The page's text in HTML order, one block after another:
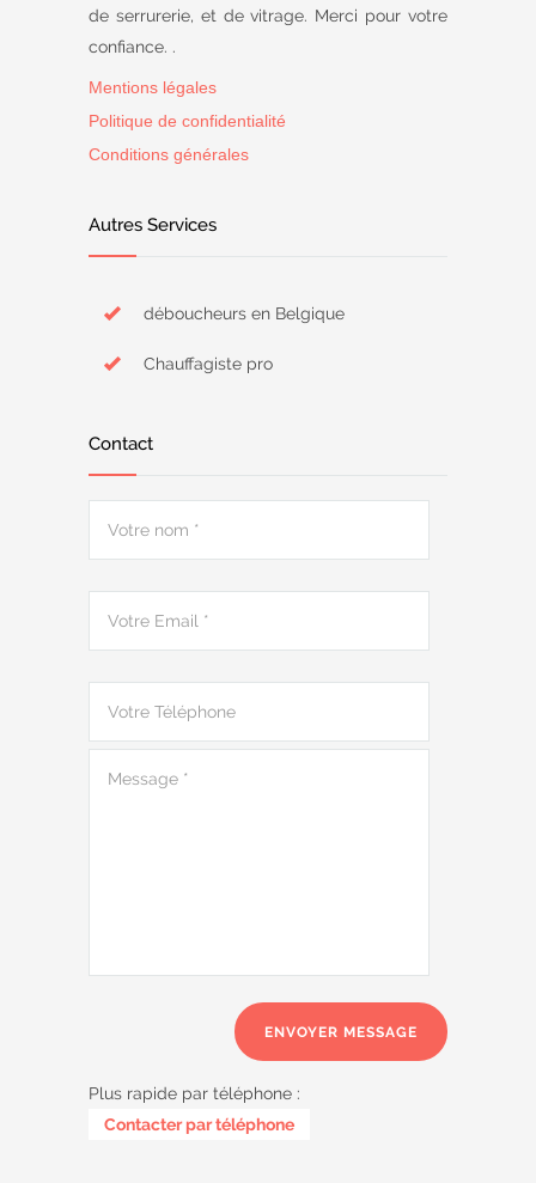
de serrurerie, et de vitrage. Merci pour votre
confiance. .
Mentions légales
Politique de confidentialité
Conditions générales
Autres Services
déboucheurs en Belgique
Chauffagiste pro
Contact
Plus rapide par téléphone :
0487 62 69 26
Contacter par téléphone